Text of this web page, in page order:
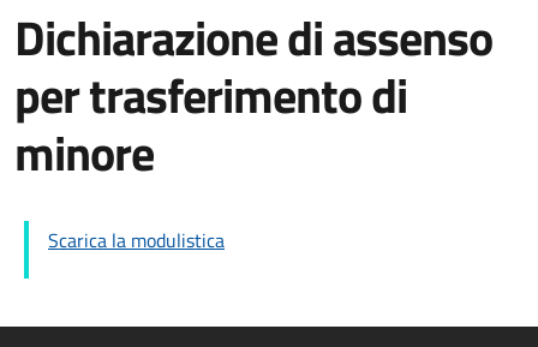
Dichiarazione di assenso
per trasferimento di
minore
Scarica la modulistica